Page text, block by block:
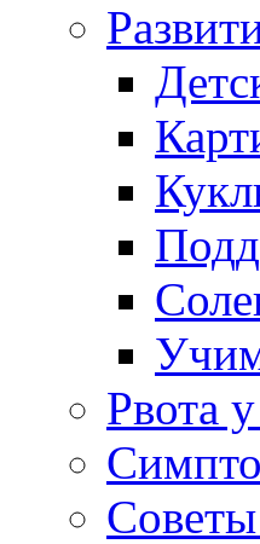
Рвота